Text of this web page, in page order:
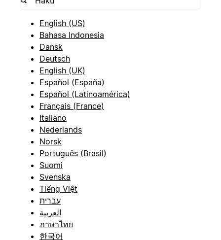
English (US)
Bahasa Indonesia
Dansk
Deutsch
English (UK)
Español (España)
Español (Latinoamérica)
Français (France)
Italiano
Nederlands
Norsk
Português (Brasil)
Suomi
Svenska
Tiếng Việt
עברית
العربية
ภาษาไทย
한국어